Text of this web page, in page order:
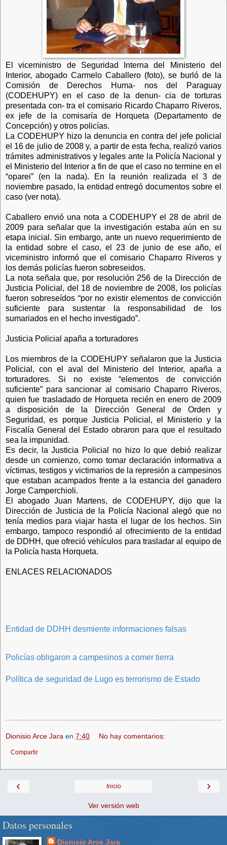
El viceministro de Seguridad Interna del Ministerio del
Interior, abogado Carmelo Caballero (foto), se burló de la
Comisión de Derechos Huma- nos del Paraguay
(CODEHUPY) en el caso de la denun- cia de torturas
presentada con- tra el comisario Ricardo Chaparro Riveros,
ex jefe de la comisaría de Horqueta (Departamento de
Concepción) y otros policías.
La CODEHUPY hizo la denuncia en contra del jefe policial
el 16 de julio de 2008 y, a partir de esta fecha, realizó varios
trámites administrativos y legales ante la Policía Nacional y
el Ministerio del Interior a fin de que el caso no termine en el
“oparei” (en la nada). En la reunión realizada el 3 de
noviembre pasado, la entidad entregó documentos sobre el
caso (ver nota).
Caballero envió una nota a CODEHUPY el 28 de abril de
2009 para señalar que la investigación estaba aún en su
etapa inicial. Sin embargo, ante un nuevo requerimiento de
la entidad sobre el caso, el 23 de junio de ese año, el
viceministro informó que el comisario Chaparro Riveros y
los demás policías fueron sobreseidos.
La nota señala que, por resolución 256 de la Dirección de
Justicia Policial, del 18 de noviembre de 2008, los policías
fueron sobreseídos “por no existir elementos de convicción
suficiente para sustentar la responsabilidad de los
sumariados en el hecho investigado”.
Justicia Policial apaña a torturadores
Los miembros de la CODEHUPY señalaron que la Justicia
Policial, con el aval del Ministerio del Interior, apaña a
torturadores. Si no existe “elementos de convicción
suficiente” para sancionar al comisario Chaparro Riveros,
quien fue trasladado de Horqueta recién en enero de 2009
a disposición de la Dirección General de Orden y
Seguridad, es porque Justicia Policial, el Ministerio y la
Fiscalía General del Estado obraron para que el resultado
sea la impunidad.
Es decir, la Justicia Policial no hizo lo que debió realizar
desde un comienzo, como tomar declaración informativa a
víctimas, testigos y victimarios de la represión a campesinos
que estaban acampados frente a la estancia del ganadero
Jorge Camperchioli.
El abogado Juan Martens, de CODEHUPY, dijo que la
Dirección de Justicia de la Policía Nacional alegó que no
tenía medios para viajar hasta el lugar de los hechos. Sin
embargo, tampoco respondió al ofrecimiento de la entidad
de DDHH, que ofreció vehículos para trasladar al equipo de
la Policía hasta Horqueta.
ENLACES RELACIONADOS
Entidad de DDHH desmiente informaciones falsas
Policías obligaron a campesinos a comer tierra
Política de seguridad de Lugo es terrorismo de Estado
Dionisio Arce Jara en 7:40 No hay comentarios:
Compartir
‹ ›
Inicio
Ver versión web
Datos personales
Dionisio Arce Jara